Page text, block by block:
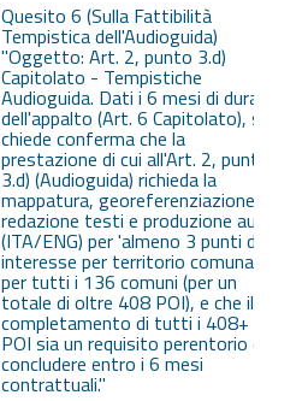
Quesito 6 (Sulla Fattibilità
Tempistica dell'Audioguida)
"Oggetto: Art. 2, punto 3.d)
Capitolato - Tempistiche
Audioguida. Dati i 6 mesi di durata
dell'appalto (Art. 6 Capitolato), si
chiede conferma che la
prestazione di cui all'Art. 2, punto
3.d) (Audioguida) richieda la
mappatura, georeferenziazione,
redazione testi e produzione audio
(ITA/ENG) per 'almeno 3 punti di
interesse per territorio comunale',
per tutti i 136 comuni (per un
totale di oltre 408 POI), e che il
completamento di tutti i 408+
POI sia un requisito perentorio da
concludere entro i 6 mesi
contrattuali."